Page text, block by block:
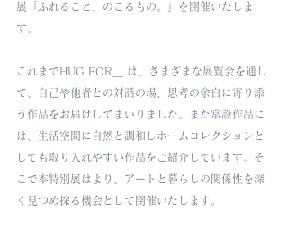
展「ふれること、のこるもの。」を開催いたしま
す。
これまでHUG FOR＿.は、さまざまな展覧会を通し
て、自己や他者との対話の場、思考の余白に寄り添
う作品をお届けしてまいりました。また常設作品に
は、生活空間に自然と調和しホームコレクションと
しても取り入れやすい作品をご紹介しています。そ
こで本特別展はより、アートと暮らしの関係性を深
く見つめ探る機会として開催いたします。